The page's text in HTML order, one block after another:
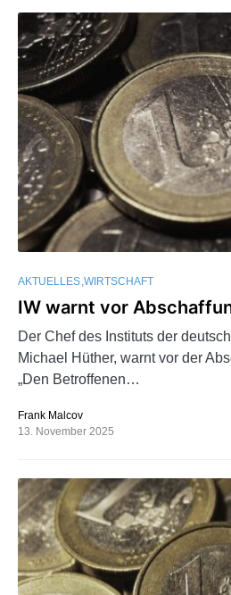
AKTUELLES WIRTSCHAFT
IW warnt vor
Der Chef des Instituts der
Michael Hüther, warnt vor der
„Den Betroffenen…
Frank Malcov
13. November 2025